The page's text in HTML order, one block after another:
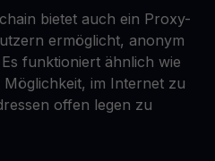
bietet auch ein Proxy-
ermöglicht, anonym
funktioniert ähnlich wie
im Internet zu
offen legen zu